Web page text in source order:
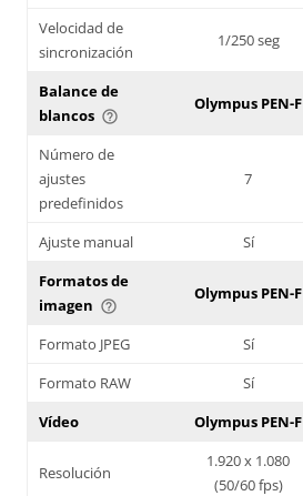
Velocidad de
sincronización
1/250 seg
Balance de
blancos help_outline
Olympus PEN-F
Número de
ajustes
predefinidos
7
Ajuste manual Sí
Formatos de
imagen help_outline
Olympus PEN-F
Formato JPEG Sí
Formato RAW
Sí
Vídeo
Olympus PEN-F
Resolución
1.920 x 1.080
(50/60 fps)